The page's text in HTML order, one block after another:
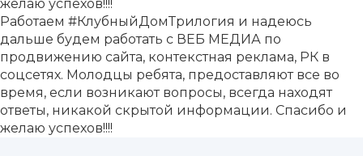
желаю успехов!!!!
Работаем #КлубныйДомТрилогия и надеюсь
дальше будем работать с ВЕБ МЕДИА по
продвижению сайта, контекстная реклама, РК в
соцсетях. Молодцы ребята, предоставляют все во
время, если возникают вопросы, всегда находят
ответы, никакой скрытой информации. Спасибо и
желаю успехов!!!!